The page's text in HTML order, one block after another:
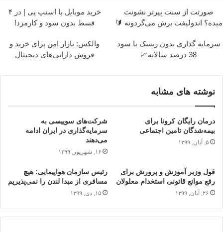
صورتت از سنت پیرتر نشونت
میده؟ اندولیفت برش می‌گردونه 🔰
خرید موبایل با اسنپ پی | در ۴
قسط بدون سود و کارمزد!
سرمایه گذاری بدون ریسک با سود
38 درصد سالانه📈
والکس: بازار امن برای خرید و
فروش دارایی‌های دیجیتال
نوشته های مشابه
درمان رایگان کرونا برای
بیمه‌شدگان تامین اجتماعی
۵, آبان, ۱۳۹۹
شرکت‌های سوییسی به
سرمایه‌گذاری در ایران ادامه
می‌دهند
۱۶, شهریور, ۱۳۹۹
قول وزیر آموزش و پرورش برای
رفع موانع قانونی استخدام معلولان
۲۶, آبان, ۱۳۹۹
رئیس سازمان هواپیمایی: هیچ
مسافری از مبدا لندن را نمی‌پذیریم
۱۵, دی, ۱۳۹۹